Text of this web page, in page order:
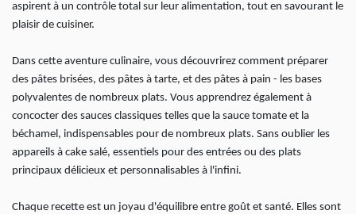
aspirent à un contrôle total sur leur alimentation, tout en savourant le
plaisir de cuisiner.
Dans cette aventure culinaire, vous découvrirez comment préparer
des pâtes brisées, des pâtes à tarte, et des pâtes à pain - les bases
polyvalentes de nombreux plats. Vous apprendrez également à
concocter des sauces classiques telles que la sauce tomate et la
béchamel, indispensables pour de nombreux plats. Sans oublier les
appareils à cake salé, essentiels pour des entrées ou des plats
principaux délicieux et personnalisables à l'infini.
Chaque recette est un joyau d'équilibre entre goût et santé. Elles sont